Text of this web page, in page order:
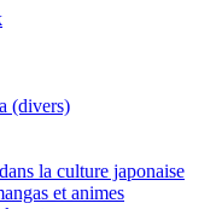
(divers)
la culture japonaise
et animes